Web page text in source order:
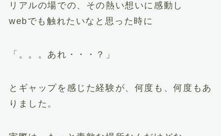
リアルの場での、その熱い想いに感動し
webでも触れたいなと思った時に
「。。。あれ・・・？」
とギャップを感じた経験が、何度も、何度もあ
りました。